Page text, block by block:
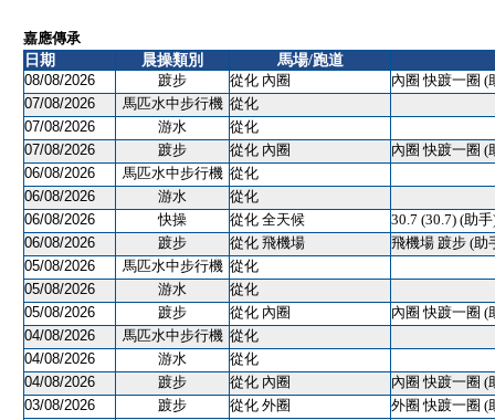
嘉應傳承
日期
晨操類別
馬場/跑道
08/08/2026
踱步 從化 內圈
內圈 快踱一圈 (
07/08/2026
馬匹水中步行機 從化
07/08/2026
游水
從化
07/08/2026
踱步 從化 內圈
內圈 快踱一圈 (
06/08/2026
馬匹水中步行機 從化
06/08/2026
游水
從化
06/08/2026
快操 從化 全天候
30.7 (30.7) (助手
06/08/2026
踱步 從化 飛機場
飛機場 踱步 (助
05/08/2026
馬匹水中步行機 從化
05/08/2026
游水
從化
05/08/2026
踱步 從化 內圈
內圈 快踱一圈 (
04/08/2026
馬匹水中步行機 從化
04/08/2026
游水
從化
04/08/2026
踱步 從化 內圈
內圈 快踱一圈 (
03/08/2026
踱步 從化 外圈
外圈 快踱一圈 (